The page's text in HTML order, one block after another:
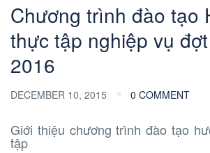
Chương trình đào tạo
thực tập nghiệp vụ
2016
DECEMBER 10, 2015 0 COMMENT
Giới thiệu chương trình đào tạo
tập